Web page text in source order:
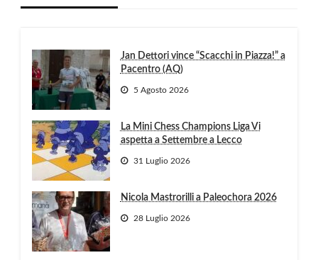
Jan Dettori vince “Scacchi in Piazza!” a
Pacentro (AQ)
5 Agosto 2026
La Mini Chess Champions Liga Vi
aspetta a Settembre a Lecco
31 Luglio 2026
Nicola Mastrorilli a Paleochora 2026
28 Luglio 2026